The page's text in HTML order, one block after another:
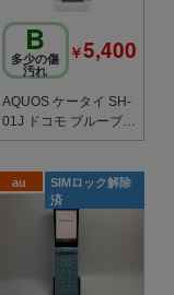
B
多少の傷
汚れ
￥5,400
AQUOS ケータイ SH-
01J ドコモ ブルーブラ
ック c20743
au
SIMロック解除
済